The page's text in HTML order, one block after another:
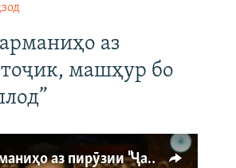
аз
машҳур бо
Ҳаводории арманиҳо аз пирӯзии "Ҷаллод"-и тоҷик